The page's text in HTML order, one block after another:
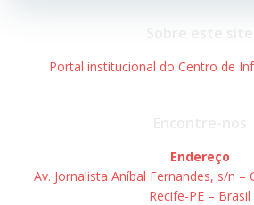
Portal institucional do Centro de
Endereço
Av. Jornalista Aníbal Fernandes, s/n –
Recife-PE – Brasil